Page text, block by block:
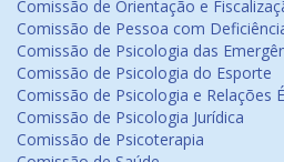
Comissão de Orientação e
Comissão de Pessoa com
Comissão de Psicologia das
Comissão de Psicologia do Esporte
Comissão de Psicologia e Relações
Comissão de Psicologia Jurídica
Comissão de Psicoterapia